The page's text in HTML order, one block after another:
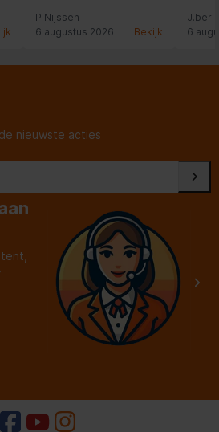
P.Nijssen
6 augustus 2026
Bekijk
6
nieuwste acties